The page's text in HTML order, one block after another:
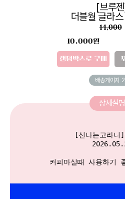
[브루
더블월 글라
14,000
10,000원
랜덤박스로 구매
배송게이지
상세설명
[신나는고라니
커피마실때 사용하기